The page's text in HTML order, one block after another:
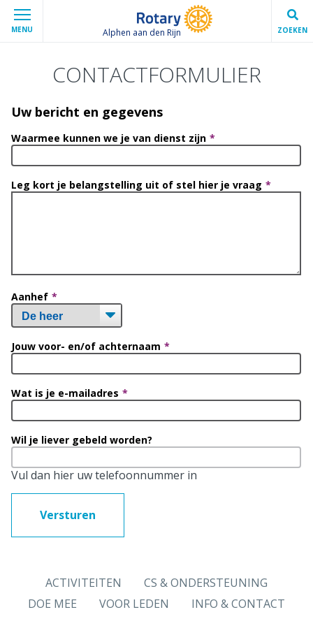
MENU Alphen aan den Rijn ZOEKEN
CONTACTFORMULIER
Uw bericht en gegevens
Waarmee kunnen we je van dienst zijn
Leg kort je belangstelling uit of stel hier je vraag
Aanhef
Jouw voor- en/of achternaam
Wat is je e-mailadres
Wil je liever gebeld worden?
Vul dan hier uw telefoonnummer in
Versturen
ACTIVITEITEN
CS & ONDERSTEUNING
DOE MEE
VOOR LEDEN INFO & CONTACT